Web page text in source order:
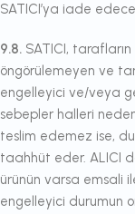
SATICI’ya iade
9.8. SATICI,
öngörülemeyen ve
engelleyici ve/veya
sebepler halleri
teslim edemez ise,
taahhüt eder. ALICI
ürünün varsa emsali
engelleyici durumun